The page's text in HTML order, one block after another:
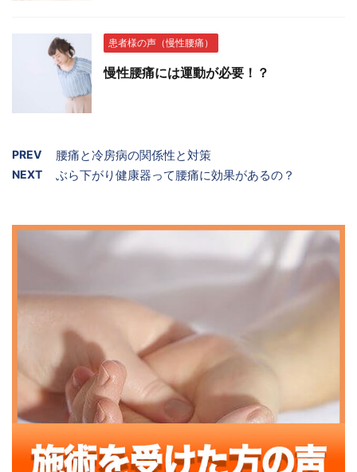
患者様の声（慢性腰痛）
慢性腰痛には運動が必要！？
PREV 腰痛と冷房病の関係性と対策
NEXT ぶら下がり健康器って腰痛に効果があるの？